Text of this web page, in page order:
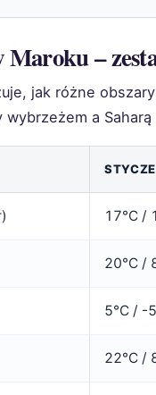
–
jak różne
a
17°C /
20°C /
5°C / -
22°C /